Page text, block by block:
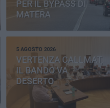
PER IL BYPASS DI
MATERA
5 AGOSTO 2026
VERTENZA CALLMAT,
IL BANDO VA
DESERTO